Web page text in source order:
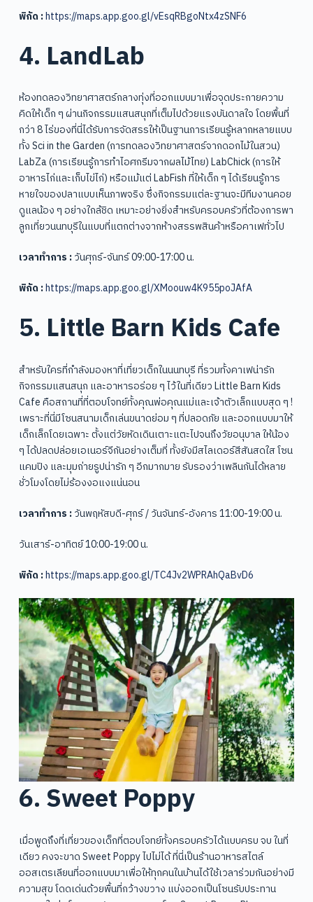
พิกัด :https://maps.app.goo.gl/vEsqRBgoNtx4zSNF6
4. LandLab
ห้องทดลองวิทยาศาสตร์กลางทุ่งที่ออกแบบมาเพื่อจุดประกายความ
คิดให้เด็ก ๆ ผ่านกิจกรรมแสนสนุกที่เต็มไปด้วยแรงบันดาลใจ โดยพื้นที่
กว่า 8 ไร่ของที่นี่ได้รับการจัดสรรให้เป็นฐานการเรียนรู้หลากหลายแบบ
ทั้ง Sci in the Garden (การทดลองวิทยาศาสตร์จากดอกไม้ในสวน)
LabZa (การเรียนรู้การทำไอศกรีมจากผลไม้ไทย) LabChick (การให้
อาหารไก่และเก็บไข่ไก่) หรือแม้แต่ LabFish ที่ให้เด็ก ๆ ได้เรียนรู้การ
หายใจของปลาแบบเห็นภาพจริง ซึ่งกิจกรรมแต่ละฐานจะมีทีมงานคอย
ดูแลน้อง ๆ อย่างใกล้ชิด เหมาะอย่างยิ่งสำหรับครอบครัวที่ต้องการพา
ลูกเที่ยวนนทบุรีในแบบที่แตกต่างจากห้างสรรพสินค้าหรือคาเฟทั่วไป
เวลาทำการ :วันศุกร์-จันทร์ 09:00-17:00 น.
พิกัด :https://maps.app.goo.gl/XMoouw4K955poJAfA
5. Little Barn Kids Cafe
สำหรับใครที่กำลังมองหาที่เที่ยวเด็กในนนทบุรี ที่รวมทั้งคาเฟน่ารัก
กิจกรรมแสนสนุก และอาหารอร่อย ๆ ไว้ในที่เดียว Little Barn Kids
Cafe คือสถานที่ที่ตอบโจทย์ทั้งคุณพ่อคุณแม่และเจ้าตัวเล็กแบบสุด ๆ !
เพราะที่นี่มีโซนสนามเด็กเล่นขนาดย่อม ๆ ที่ปลอดภัย และออกแบบมาให้
เด็กเล็กโดยเฉพาะ ตั้งแต่วัยหัดเดินเตาะแตะไปจนถึงวัยอนุบาล ให้น้อง
ๆ ได้ปลดปล่อยเอเนอร์จีกันอย่างเต็มที่ ทั้งยังมีสไลเดอร์สีสันสดใส โซน
แคมปิง และมุมถ่ายรูปน่ารัก ๆ อีกมากมาย รับรองว่าเพลินกันได้หลาย
ชั่วโมงโดยไม่ร้องงอแงแน่นอน
เวลาทำการ :วันพฤหัสบดี-ศุกร์ / วันจันทร์-อังคาร 11:00-19:00 น.
วันเสาร์-อาทิตย์ 10:00-19:00 น.
พิกัด :https://maps.app.goo.gl/TC4Jv2WPRAhQaBvD6
6. Sweet Poppy
เมื่อพูดถึงที่เที่ยวของเด็กที่ตอบโจทย์ทั้งครอบครัวได้แบบครบ จบ ในที่
เดียว คงจะขาด Sweet Poppy ไปไม่ได้ ที่นี่เป็นร้านอาหารสไตล์
ออสเตรเลียนที่ออกแบบมาเพื่อให้ทุกคนในบ้านได้ใช้เวลาร่วมกันอย่างมี
ความสุข โดดเด่นด้วยพื้นที่กว้างขวาง แบ่งออกเป็นโซนรับประทาน